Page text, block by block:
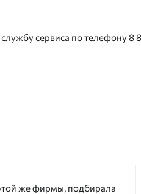
сервиса по телефону 8
же фирмы, подбирала